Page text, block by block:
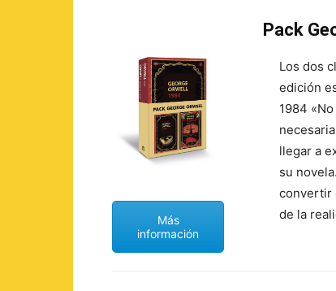
Más
información
Pack
Los dos
edición
1984
llegar a
su
convertir
de la